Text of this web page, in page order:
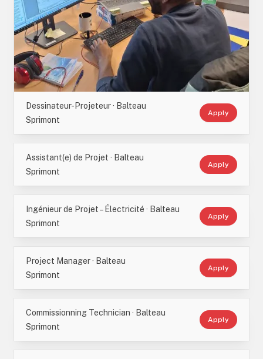
Dessinateur-Projeteur · Balteau
Sprimont
Apply
Assistant(e) de Projet · Balteau
Sprimont
Apply
Ingénieur de Projet – Électricité · Balteau
Sprimont
Apply
Project Manager · Balteau
Sprimont
Apply
Commissionning Technician · Balteau
Sprimont
Apply